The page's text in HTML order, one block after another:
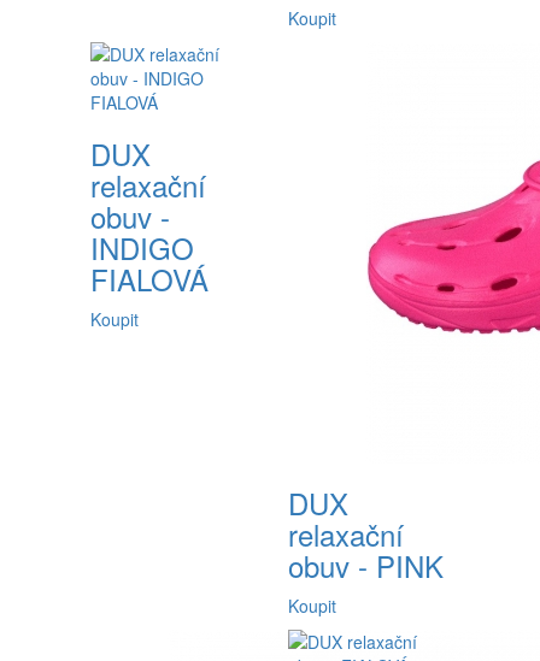
Koupit
DUX
relaxační
obuv -
INDIGO
FIALOVÁ
Koupit
DUX
relaxační
obuv - PINK
Koupit